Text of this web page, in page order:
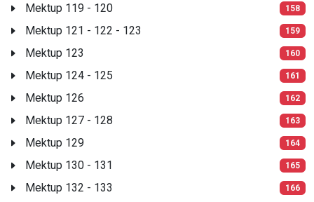
Mektup 119 - 120 158
Mektup 121 - 122 - 123 159
Mektup 123 160
Mektup 124 - 125 161
Mektup 126 162
Mektup 127 - 128 163
Mektup 129 164
Mektup 130 - 131 165
Mektup 132 - 133 166